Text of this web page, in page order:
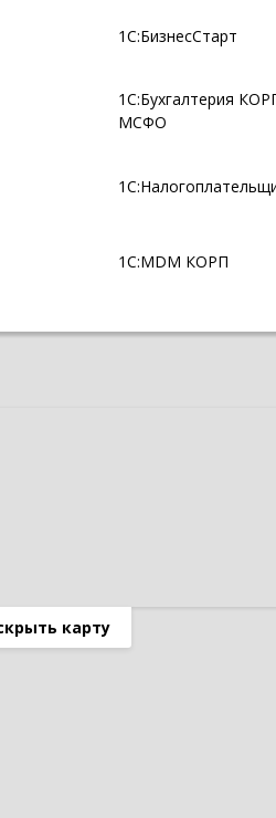
1С:БизнесСтарт
1С:Бухгалтерия
МСФО
1С:MDM КОРП
карту